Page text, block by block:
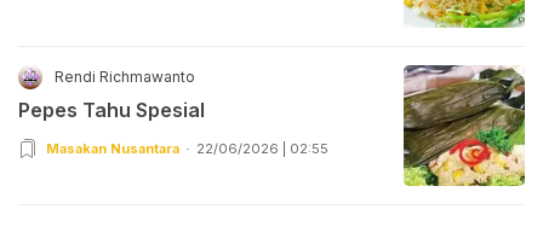
Rendi Richmawanto
Pepes Tahu Spesial
Masakan Nusantara 22/06/2026 | 02:55